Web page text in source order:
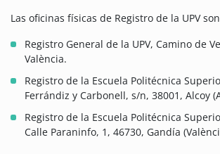
Las oficinas físicas de Registro de la UPV
Registro General de la UPV, Camino de
València.
Registro de la Escuela Politécnica
Ferrándiz y Carbonell, s/n, 38001, Alcoy
Registro de la Escuela Politécnica
Calle Paraninfo, 1, 46730, Gandía